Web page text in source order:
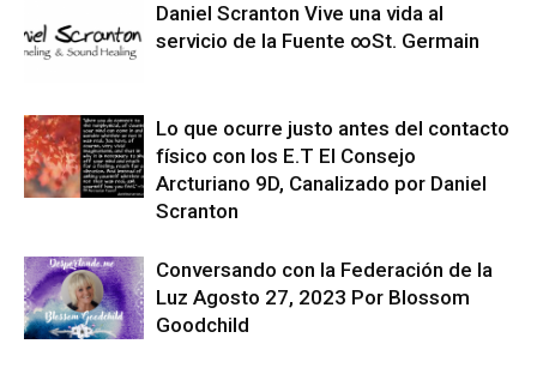
Daniel Scranton Vive una vida al
servicio de la Fuente ∞St. Germain
Lo que ocurre justo antes del contacto
físico con los E.T El Consejo
Arcturiano 9D, Canalizado por Daniel
Scranton
Conversando con la Federación de la
Luz Agosto 27, 2023 Por Blossom
Goodchild